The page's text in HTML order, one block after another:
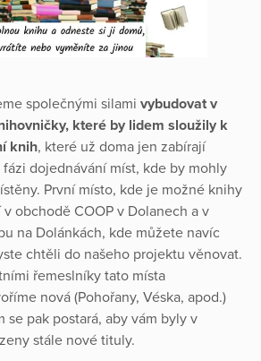
společnými silami vybudovat v
které by lidem sloužily k
knih, které už doma jen zabírají
dojednávání míst, kde by mohly
První místo, kde je možné knihy
v obchodě COOP v Dolanech a v
na Dolánkách, kde můžete navíc
chtěli do našeho projektu věnovat.
řemeslníky tato místa
nová (Pohořany, Véska, apod.)
se pak postará, aby vám byly v
stále nové tituly.